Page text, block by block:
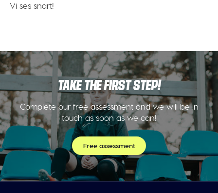
Vi ses snart!
TAKE THE FIRST STEP!
Complete our free assessment and we will be in
touch as soon as we can!
Free assessment